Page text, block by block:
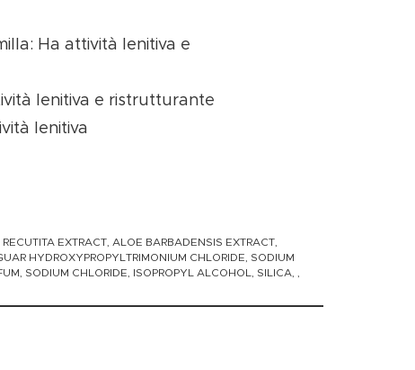
Ha attività lenitiva e
lenitiva e ristrutturante
lenitiva
EXTRACT, ALOE BARBADENSIS EXTRACT,
HYDROXYPROPYLTRIMONIUM CHLORIDE, SODIUM
SODIUM CHLORIDE, ISOPROPYL ALCOHOL, SILICA, ,